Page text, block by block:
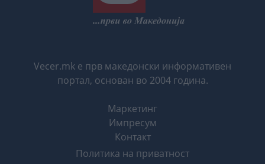
Vecer.mk е прв македонски информативен
портал, основан во 2004 година.
Маркетинг
Импресум
Контакт
Политика на приватност